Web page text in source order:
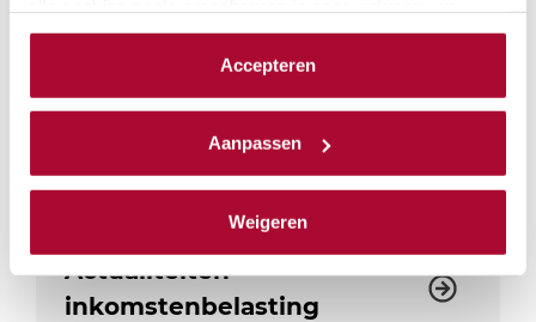
cookieverklaring.
We werken samen met23 derdendie uw gegevens
Accepteren
Aanpassen
Weigeren
Locaties: 2
Datum mogelijkheden: 3
PE-punten Fiscaal
12
PE-punten Algemeen
0
Actualiteiten
inkomstenbelasting